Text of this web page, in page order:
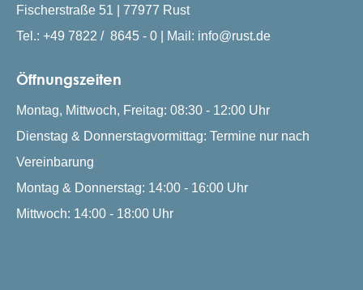
Fischerstraße 51 | 77977 Rust
Tel.: +49 7822 / 8645 - 0 | Mail: info@rust.de
Öffnungszeiten
Montag, Mittwoch, Freitag: 08:30 - 12:00 Uhr
Dienstag & Donnerstagvormittag: Termine nur nach
Vereinbarung
Montag & Donnerstag: 14:00 - 16:00 Uhr
Mittwoch: 14:00 - 18:00 Uhr